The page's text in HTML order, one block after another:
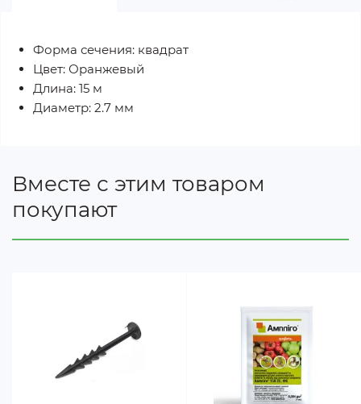
Форма сечения: квадрат
Цвет: Оранжевый
Длина: 15 м
Диаметр: 2.7 мм
Вместе с этим товаром
покупают